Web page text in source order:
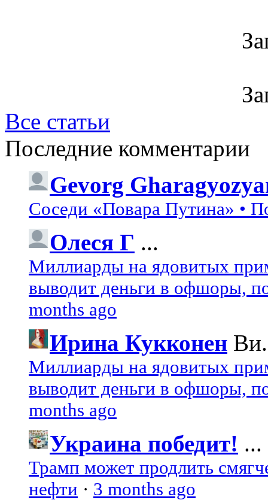
Все статьи
Последние комментарии
Gevorg
Соседи «Повара Путина» •
Олеся Г ...
Миллиарды на ядовитых
выводит деньги в офшоры,
months ago
Ирина Кукконен
Миллиарды на ядовитых
выводит деньги в офшоры,
months ago
Украина победит! ...
Трамп может продлить
нефти · 3 months ago